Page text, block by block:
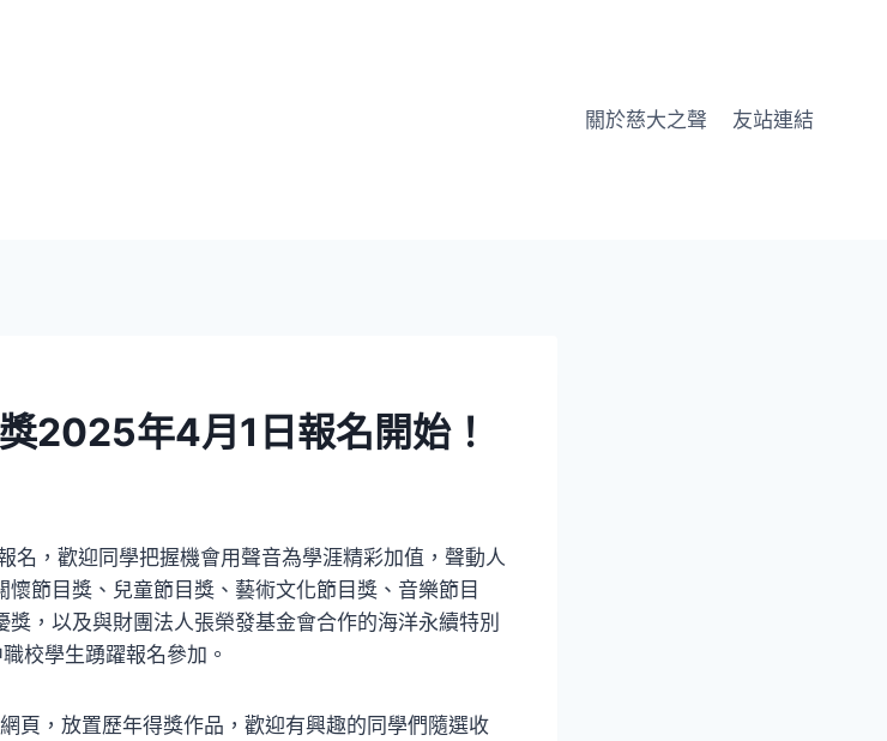
關於慈大之聲 友站連結
2025年4月1日報名開始！
名，歡迎同學把握機會用聲音為學涯精彩加值，聲動人
節目獎、兒童節目獎、藝術文化節目獎、音樂節目
，以及與財團法人張榮發基金會合作的海洋永續特別
校學生踴躍報名參加。
網頁，放置歷年得獎作品，歡迎有興趣的同學們隨選收